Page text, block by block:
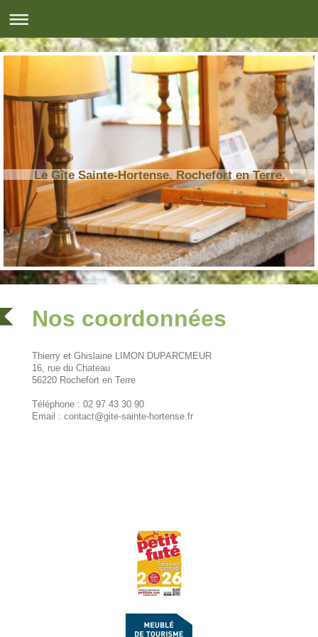
Le Gîte Sainte-Hortense. Rochefort en Terre.
Nos coordonnées
Thierry et Ghislaine LIMON DUPARCMEUR
16, rue du Chateau
56220 Rochefort en Terre
Téléphone : 02 97 43 30 90
Email : contact@gite-sainte-hortense.fr